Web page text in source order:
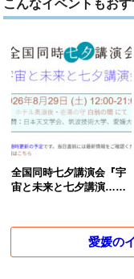
こんなイベントもお
全国同時七夕講演会『宇
宙と未来と七夕講演……
愛媛の